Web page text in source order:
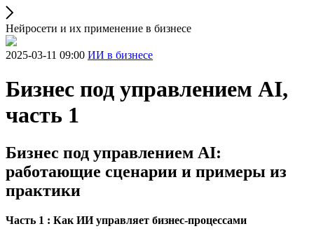
Нейросети и их применение в бизнесе
2025-03-11 09:00 ИИ в бизнесе
Бизнес под управлением AI,
часть 1
Бизнес под управлением AI:
работающие сценарии и примеры из
практики
Часть 1 : Как ИИ управляет бизнес-процессами